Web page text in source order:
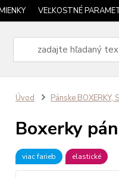
VEĽKOSTNÉ
Úvod Pánske BOXERKY,
Boxerky
viac farieb elastické